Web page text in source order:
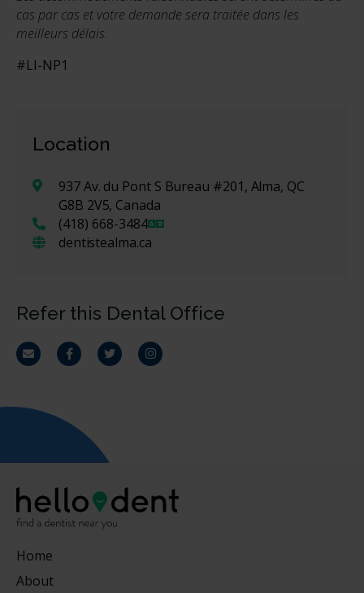
cas par cas et votre demande sera traitée dans les
meilleurs délais.
#LI-NP1
Location
937 Av. du Pont S Bureau #201, Alma, QC
G8B 2V5, Canada
(418) 668-3484
dentistealma.ca
Refer this Dental Office
Email FacebookTwitterInstagram
Home
About